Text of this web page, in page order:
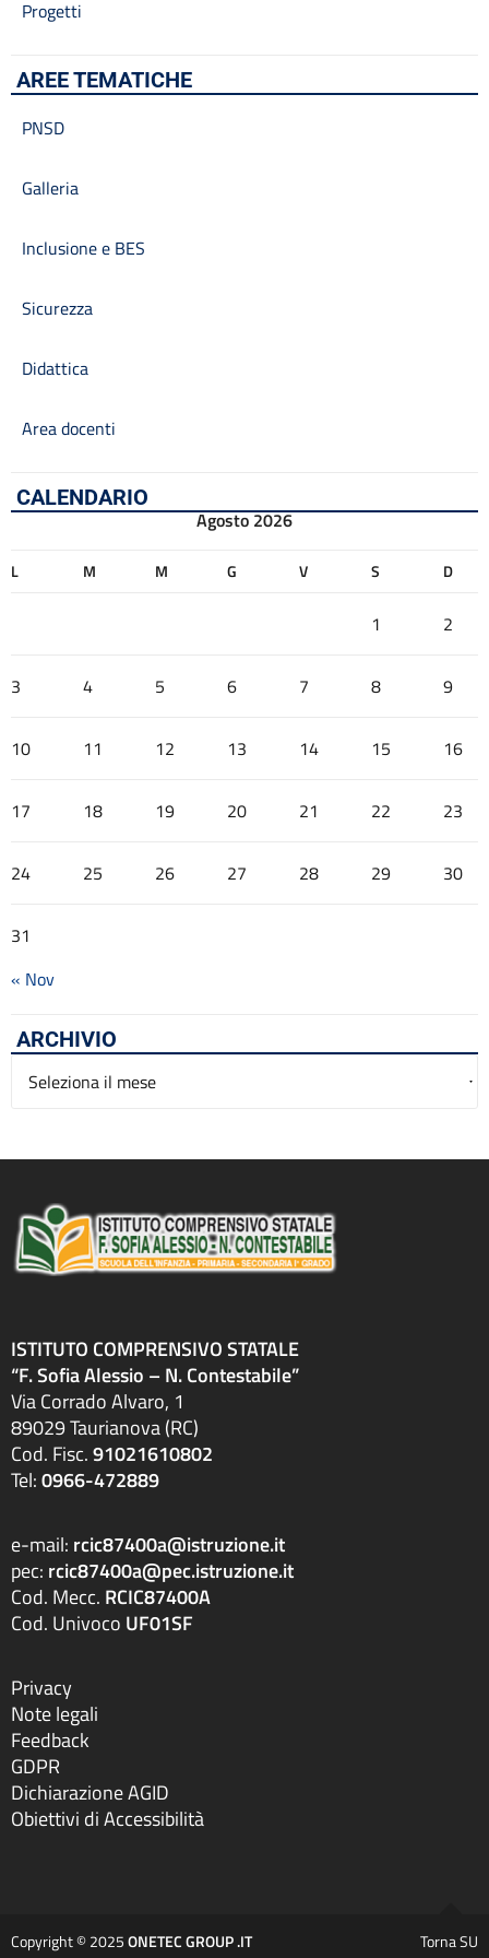
Progetti
AREE TEMATICHE
PNSD
Galleria
Inclusione e BES
Sicurezza
Didattica
Area docenti
CALENDARIO
Agosto 2026
L M M G V S D
1 2
3 4 5 6 7 8 9
10 11 12 13 14 15 16
17 18 19 20 21 22 23
24 25 26 27 28 29 30
31
« Nov
ARCHIVIO
Archivio
ISTITUTO COMPRENSIVO STATALE
“F. Sofia Alessio – N. Contestabile”
Via Corrado Alvaro, 1
89029 Taurianova (RC)
Cod. Fisc.91021610802
Tel:0966-472889
e-mail: rcic87400a@istruzione.it
pec: rcic87400a@pec.istruzione.it
Cod. Mecc. RCIC87400A
Cod. Univoco UF01SF
Privacy
Note legali
Feedback
GDPR
Dichiarazione AGID
Obiettivi di Accessibilità
Torna SU
Copyright © 2025ONETEC GROUP .IT